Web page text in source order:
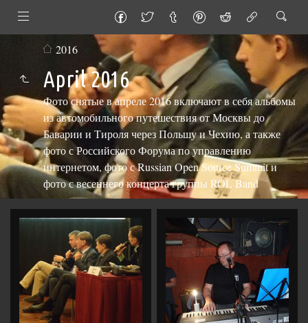
2016
April 2016
Фото снятые в апреле 2016 включают в себя альбомы
из автомобильного путешествия от Москвы до
Баварии и Тироля через Польшу и Чехию, а также
фото с Российского Форума по управлению
интернетом, фото с Russian Open Source Summit и
фото с весеннего концерта группы ROL Band